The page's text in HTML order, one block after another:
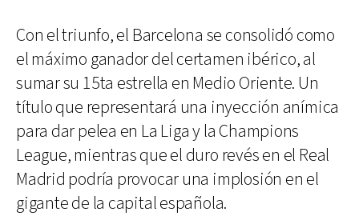
Con el triunfo, el Barcelona se consolidó como
el máximo ganador del certamen ibérico, al
sumar su 15ta estrella en Medio Oriente. Un
título que representará una inyección anímica
para dar pelea en La Liga y la Champions
League, mientras que el duro revés en el Real
Madrid podría provocar una implosión en el
gigante de la capital española.